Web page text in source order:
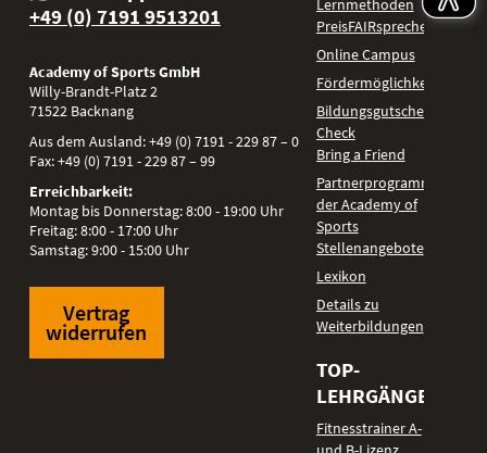
+49 (0) 7191 9513201
Academy of Sports GmbH
Willy-Brandt-Platz 2
71522 Backnang
Aus dem Ausland:+49 (0) 7191 - 229 87 – 0
Fax:+49 (0) 7191 - 229 87 – 99
Erreichbarkeit:
Montag bis Donnerstag: 8:00 - 19:00 Uhr
Freitag: 8:00 - 17:00 Uhr
Samstag: 9:00 - 15:00 Uhr
Vertrag
widerrufen
Lernmethoden
PreisFAIRsprechen
Online Campus
Fördermöglichkeiten
Bildungsgutschein
Check
Bring a Friend
Partnerprogramm
der Academy of
Sports
Stellenangebote
Lexikon
Details zu
Weiterbildungen
TOP-
LEHRGÄNGE
Fitnesstrainer A-